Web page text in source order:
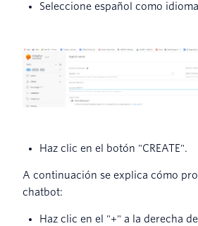
Seleccione español como
Haz clic en el botón "CREATE".
A continuación se explica cómo
chatbot:
Haz clic en el "+" a la derecha